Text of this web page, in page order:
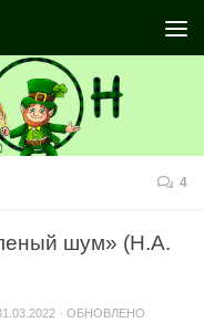
4
шум» (Н.А.
· ОБНОВЛЕНО